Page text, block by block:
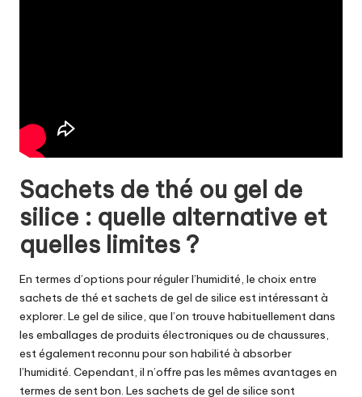
Sachets de thé ou gel de
silice : quelle alternative et
quelles limites ?
En termes d’options pour réguler l’humidité, le choix entre
sachets de thé et sachets de gel de silice est intéressant à
explorer. Le gel de silice, que l’on trouve habituellement dans
les emballages de produits électroniques ou de chaussures,
est également reconnu pour son habilité à absorber
l’humidité. Cependant, il n’offre pas les mêmes avantages en
termes de sent bon. Les sachets de gel de silice sont